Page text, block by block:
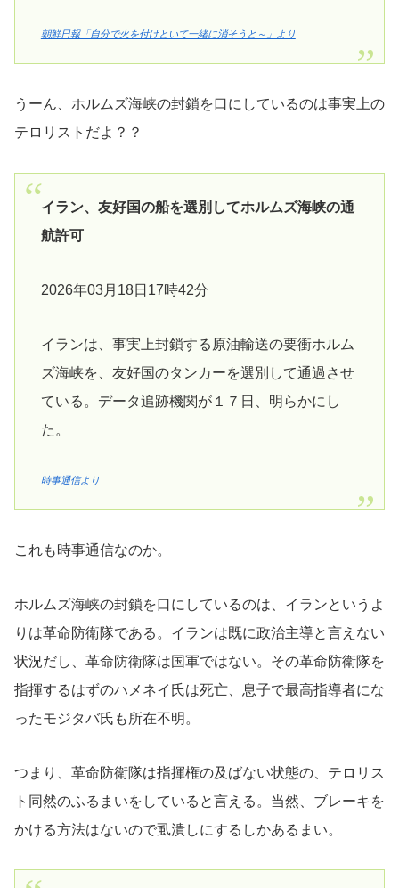
朝鮮日報「自分で火を付けといて一緒に消そうと～」より
うーん、ホルムズ海峡の封鎖を口にしているのは事実上の
テロリストだよ？？
イラン、友好国の船を選別してホルムズ海峡の通
航許可
2026年03月18日17時42分
イランは、事実上封鎖する原油輸送の要衝ホルム
ズ海峡を、友好国のタンカーを選別して通過させ
ている。データ追跡機関が１７日、明らかにし
た。
時事通信より
これも時事通信なのか。
ホルムズ海峡の封鎖を口にしているのは、イランというよ
りは革命防衛隊である。イランは既に政治主導と言えない
状況だし、革命防衛隊は国軍ではない。その革命防衛隊を
指揮するはずのハメネイ氏は死亡、息子で最高指導者にな
ったモジタバ氏も所在不明。
つまり、革命防衛隊は指揮権の及ばない状態の、テロリス
ト同然のふるまいをしていると言える。当然、ブレーキを
かける方法はないので虱潰しにするしかあるまい。